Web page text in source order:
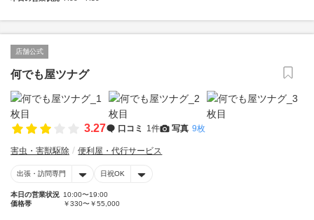
店舗公式
何でも屋ツナグ
3.27 口コミ 1件 写真 9枚
害虫・害獣駆除 便利屋・代行サービス
出張・訪問専門 日祝OK
本日の営業状況 10:00〜19:00
価格帯
￥330〜￥55,000